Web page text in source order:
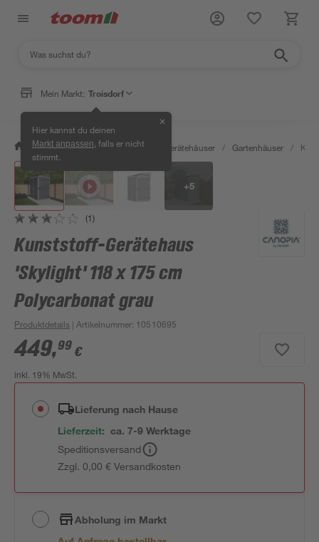
Mein Markt: Troisdorf
Hier kannst du deinen
Markt anpassen , falls er nicht
stimmt.
✕
/ Garten & Freizeit / Garten- & Gerätehäuser / Gartenhäuser /
+5
(1)
Kunststoff-Gerätehaus
'Skylight' 118 x 175 cm
Polycarbonat grau
Produktdetails | Artikelnummer: 10510695
449,99 €
inkl. 19% MwSt.
Lieferung nach Hause
Lieferzeit: ca. 7-9 Werktage
Speditionsversand
Zzgl. 0,00 € Versandkosten
Abholung im Markt